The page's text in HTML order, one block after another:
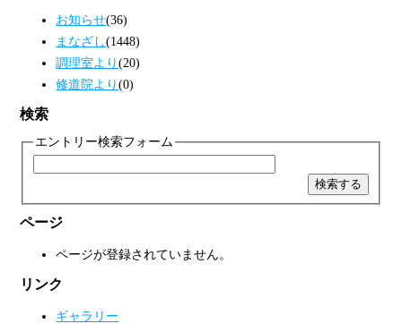
お知らせ(36)
まなざし(1448)
調理室より(20)
修道院より(0)
検索
エントリー検索フォーム
ページ
ページが登録されていません。
リンク
ギャラリー